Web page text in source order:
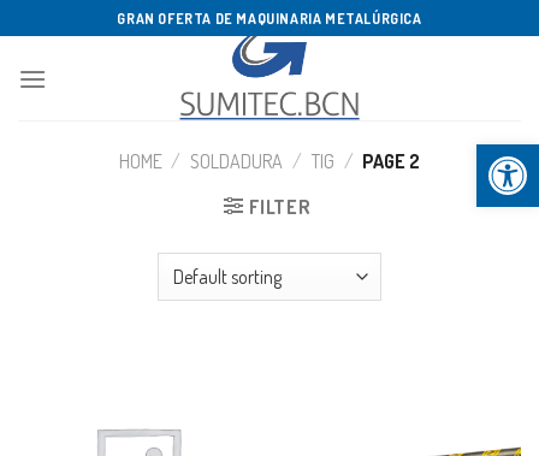
Abrir
al
contenido
GRAN OFERTA DE MAQUINARIA METALÚRGICA
HOME / SOLDADURA / TIG / PAGE 2
FILTER